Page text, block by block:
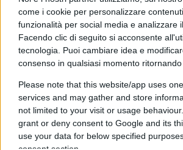
come i cookie per personalizzare
funzionalità per social media e analizzare
Facendo clic di seguito si acconsente
tecnologia. Puoi cambiare idea e
consenso in qualsiasi momento
Please note that this website/app uses
services and may gather and store
not limited to your visit or usage
grant or deny consent to Google and its
use your data for below specified
decine di migliaia di attività
chiuderanno i battenti, o nel
ridurranno il lavoro ed il
saranno imprese, artigiani,
comuni cittadini, colpevoli di
permettersi di acquistare
generazione o di prendere gli
pubblici.